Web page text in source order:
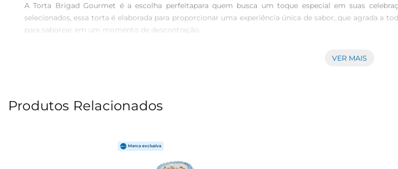
A Torta Brigad Gourmet é a escolha perfeitapara quem busca um toque especial em suas
selecionados, essa torta é elaborada para proporcionar uma experiência única de sabor, que agrada a
para saborear em um momento de descontração.
ainda mais as possibilidades de degustação.
VER MAIS
Produtos Relacionados